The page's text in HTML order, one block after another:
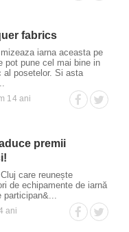
fabrics
iarna aceasta pe
pot pune cel mai bine in
al posetelor. Si asta
14 ani
premii
care reunește
de echipamente de iarnă
participan&...
ani